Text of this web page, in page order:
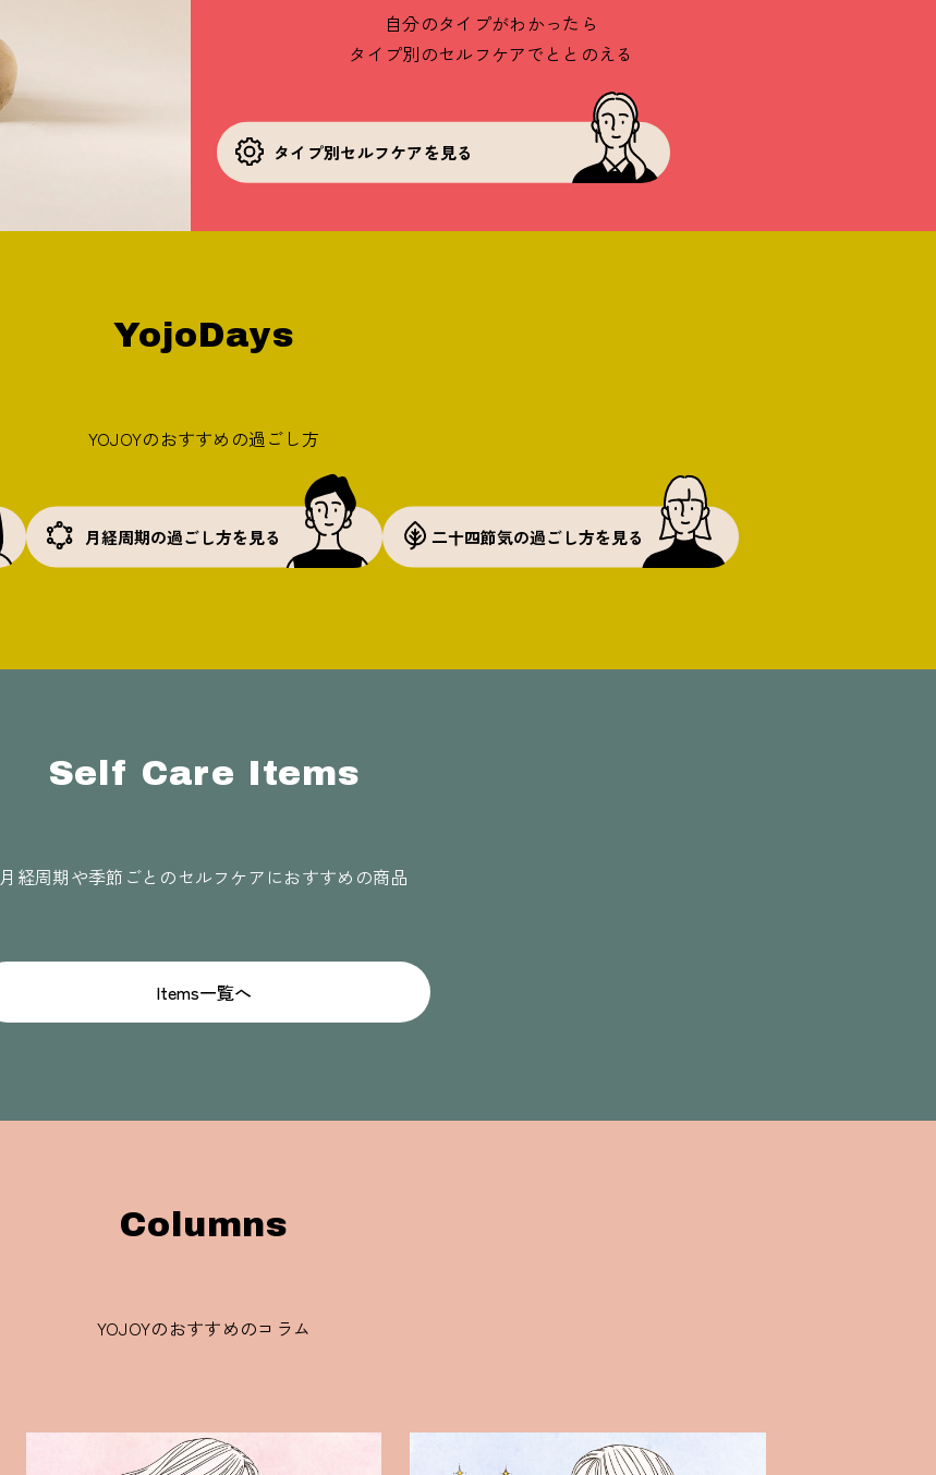
自分のタイプがわかったら
タイプ別のセルフケアでととのえる
タイプ別セルフケアを見る
YojoDays
YOJOYのおすすめの過ごし方
月経周期の過ごし方を見る 二十四節気の過ごし方を見る
Self Care Items
月経周期や季節ごとのセルフケアにおすすめの商品
Items一覧へ
Columns
YOJOYのおすすめのコラム